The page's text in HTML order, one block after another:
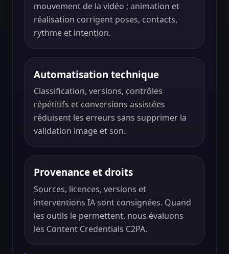
mouvement de la vidéo ; animation et
réalisation corrigent poses, contacts,
rythme et intention.
Automatisation technique
Classification, versions, contrôles
répétitifs et conversions assistées
réduisent les erreurs sans supprimer la
validation image et son.
Provenance et droits
Sources, licences, versions et
interventions IA sont consignées. Quand
les outils le permettent, nous évaluons
les Content Credentials C2PA.